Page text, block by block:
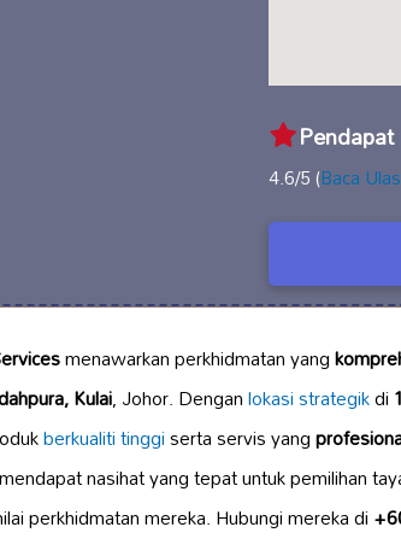
Pendapat
4.6/5 (Baca
menawarkan perkhidmatan yang
Kulai, Johor. Denganlokasi strategikdi
berkualiti tinggiserta servis yang
nasihat yang tepat untuk pemilihan
perkhidmatan mereka. Hubungi mereka di